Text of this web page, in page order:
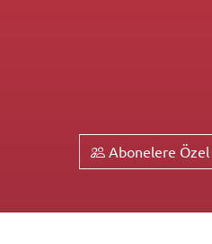
Abonelere Özel